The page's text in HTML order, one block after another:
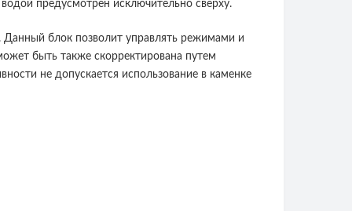
предусмотрен исключительно сверху.
Данный блок позволит управлять режимами и
быть также скорректирована путем
не допускается использование в каменке